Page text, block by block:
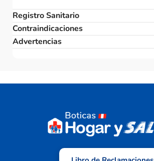
Registro Sanitario
Contraindicaciones
Advertencias